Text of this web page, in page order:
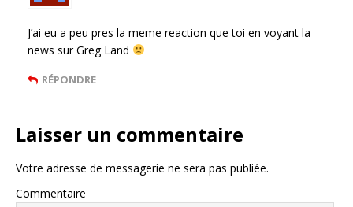
J’ai eu a peu pres la meme reaction que toi en voyant la
news sur Greg Land
RÉPONDRE
Laisser un commentaire
Votre adresse de messagerie ne sera pas publiée.
Commentaire